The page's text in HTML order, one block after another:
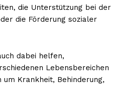
die Unterstützung bei der
die Förderung sozialer
dabei helfen,
Lebensbereichen
Krankheit, Behinderung,